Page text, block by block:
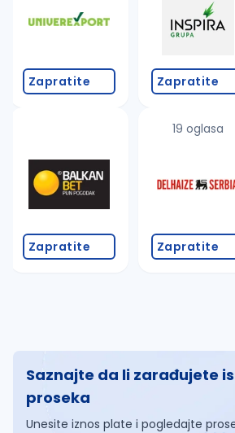
Zapratite
Zapratite
Zapratite
19 oglasa
Zapratite
Saznajte da li zarađujete
proseka
Unesite iznos plate i pogledajte